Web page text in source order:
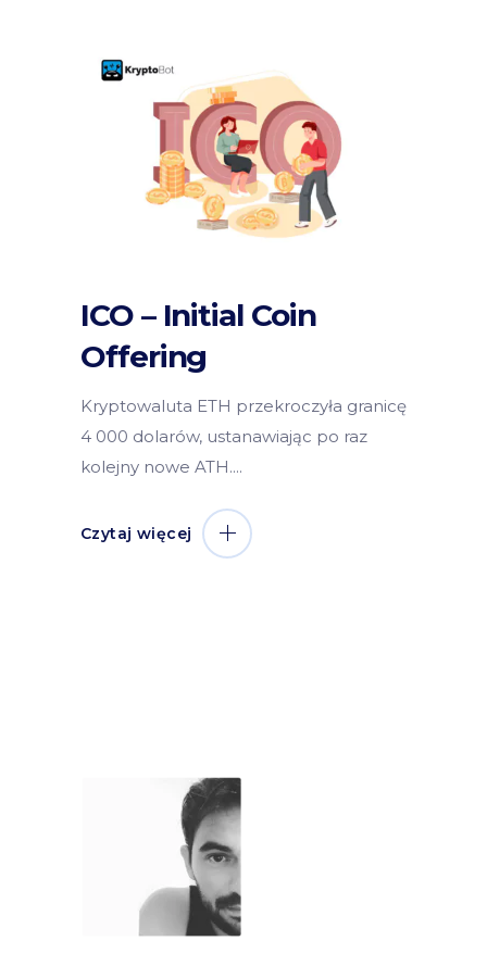
ICO – Initial Coin
Offering
Kryptowaluta ETH przekroczyła granicę
4 000 dolarów, ustanawiając po raz
kolejny nowe ATH.
Czytaj więcej